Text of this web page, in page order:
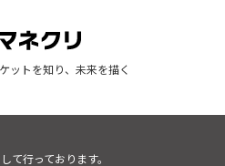
ットを知り、未来を描く
て行っております。